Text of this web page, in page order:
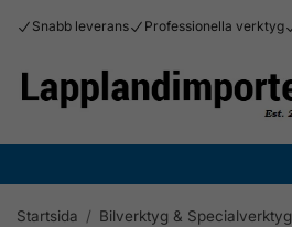
Snabb leverans Professionella verktyg
Startsida / Bilverktyg & Specialverktyg